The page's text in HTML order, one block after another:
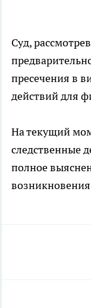
Суд,
пресечения в
действий для
На текущий
следственные
полное